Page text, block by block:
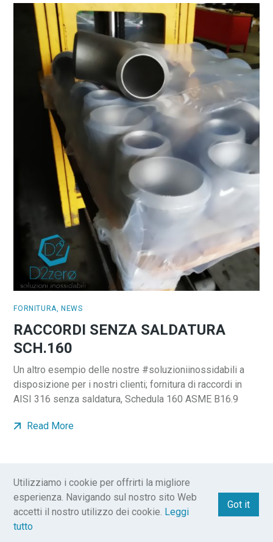
FORNITURA, NEWS
RACCORDI SENZA SALDATURA
SCH.160
Un altro esempio delle nostre #soluzioniinossidabili a
disposizione per i nostri clienti; fornitura di raccordi in
AISI 316 senza saldatura, Schedula 160 ASME B16.9
Read More
PREV 1 2 3 4 5
Utilizziamo i cookie per offrirti la migliore
esperienza. Navigando sul nostro sito Web
accetti il ​​nostro utilizzo dei cookie. Leggi
tutto
Got it